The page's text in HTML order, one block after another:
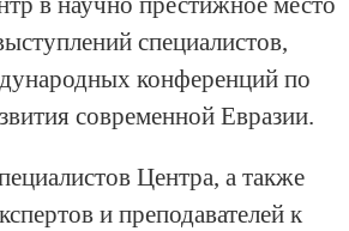
специалистов,
конференций по
современной Евразии.
Центра, а также
и преподавателей к